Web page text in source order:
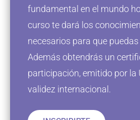
fundamental en el mundo
curso te dará los
necesarios para que
Además obtendrás un
participación, emitido por la
validez internacional.